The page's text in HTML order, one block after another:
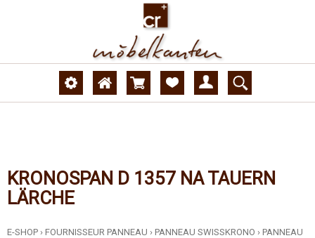
KRONOSPAN D 1357 NA TAUERN
LÄRCHE
E-SHOP › FOURNISSEUR PANNEAU › PANNEAU SWISSKRONO › PANNEAU